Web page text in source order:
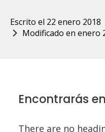
Escrito el 22 enero 2018
Modificado en enero
Encontrarás
There are no